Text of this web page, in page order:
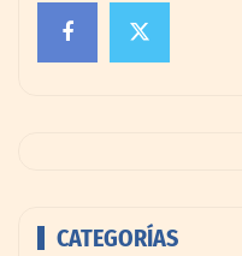
CATEGORÍAS